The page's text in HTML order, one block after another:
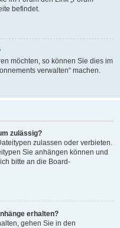
befindet.
möchten, so können Sie dies im
verwalten“ machen.
zulässig?
zulassen oder verbieten.
Sie anhängen können und
bitte an die Board-
erhalten?
gehen Sie in den